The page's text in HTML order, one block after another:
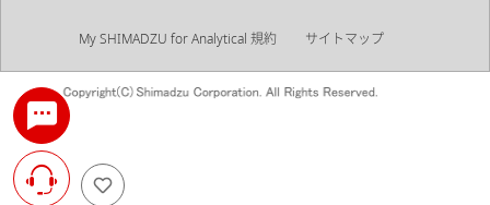
My SHIMADZU for Analytical 規約 サイトマップ